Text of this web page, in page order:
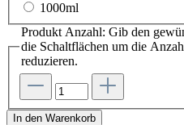
1000ml
Produkt Anzahl: Gib den
die Schaltflächen um die
reduzieren.
In den Warenkorb